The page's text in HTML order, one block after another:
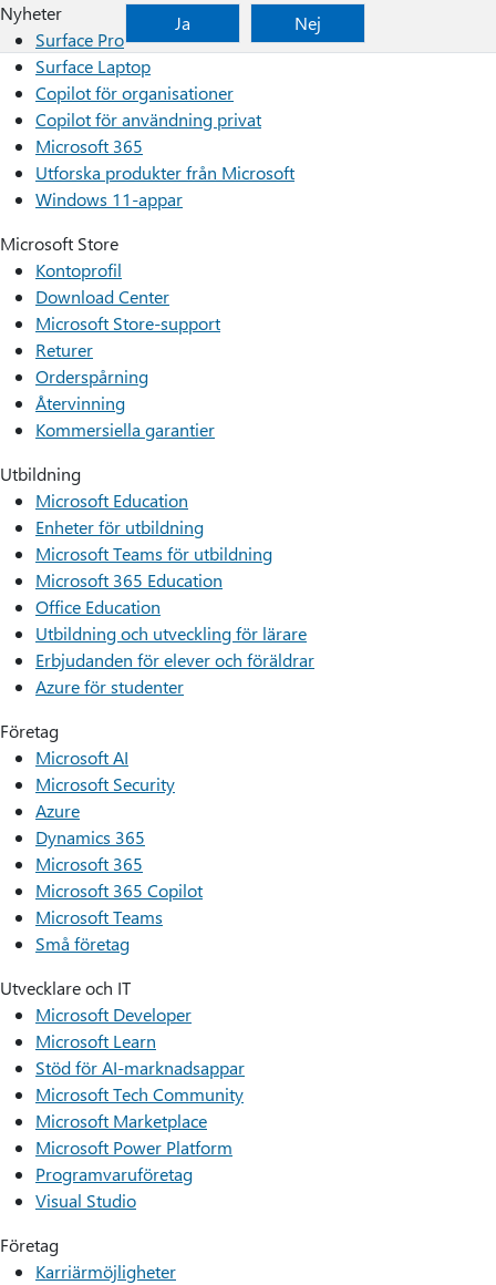
Ja
Nej
Nyheter
Surface Pro
Surface Laptop
Copilot för organisationer
Copilot för användning privat
Microsoft 365
Utforska produkter från Microsoft
Windows 11-appar
Microsoft Store
Kontoprofil
Download Center
Microsoft Store-support
Returer
Orderspårning
Återvinning
Kommersiella garantier
Utbildning
Microsoft Education
Enheter för utbildning
Microsoft Teams för utbildning
Microsoft 365 Education
Office Education
Utbildning och utveckling för lärare
Erbjudanden för elever och föräldrar
Azure för studenter
Företag
Microsoft AI
Microsoft Security
Azure
Dynamics 365
Microsoft 365
Microsoft 365 Copilot
Microsoft Teams
Små företag
Utvecklare och IT
Microsoft Developer
Microsoft Learn
Stöd för AI-marknadsappar
Microsoft Tech Community
Microsoft Marketplace
Microsoft Power Platform
Programvaruföretag
Visual Studio
Företag
Karriärmöjligheter